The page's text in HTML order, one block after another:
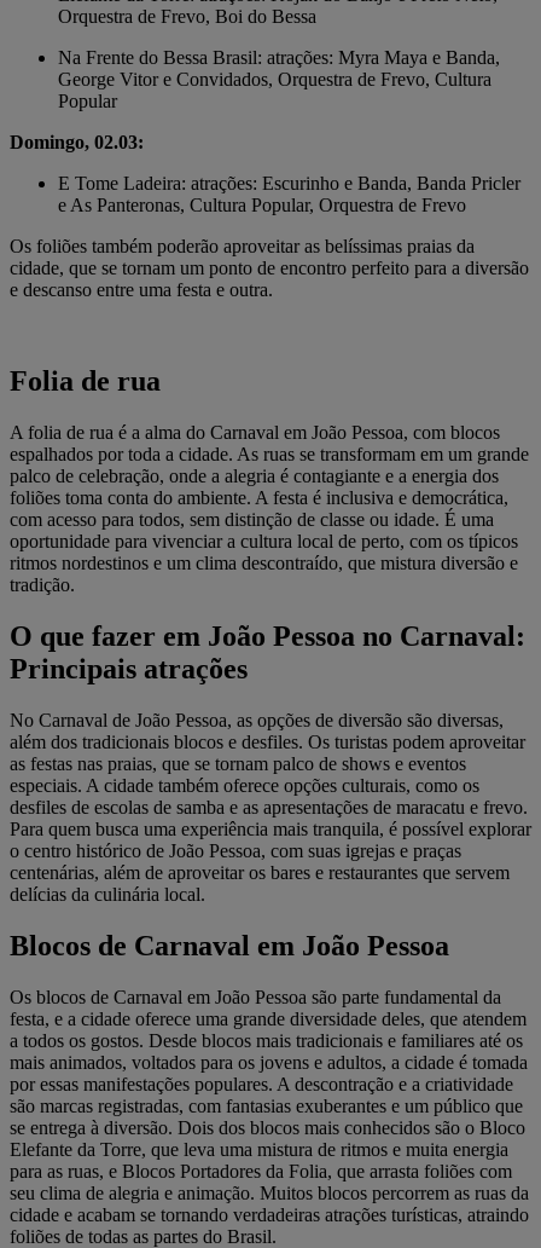
Orquestra de Frevo, Boi do Bessa
Na Frente do Bessa Brasil: atrações: Myra Maya e Banda,
George Vitor e Convidados, Orquestra de Frevo, Cultura
Popular
Domingo, 02.03:
E Tome Ladeira: atrações: Escurinho e Banda, Banda Pricler
e As Panteronas, Cultura Popular, Orquestra de Frevo
Os foliões também poderão aproveitar as belíssimas praias da
cidade, que se tornam um ponto de encontro perfeito para a diversão
e descanso entre uma festa e outra.
Folia de rua
A folia de rua é a alma do Carnaval em João Pessoa, com blocos
espalhados por toda a cidade. As ruas se transformam em um grande
palco de celebração, onde a alegria é contagiante e a energia dos
foliões toma conta do ambiente. A festa é inclusiva e democrática,
com acesso para todos, sem distinção de classe ou idade. É uma
oportunidade para vivenciar a cultura local de perto, com os típicos
ritmos nordestinos e um clima descontraído, que mistura diversão e
tradição.
O que fazer em João Pessoa no Carnaval:
Principais atrações
No Carnaval de João Pessoa, as opções de diversão são diversas,
além dos tradicionais blocos e desfiles. Os turistas podem aproveitar
as festas nas praias, que se tornam palco de shows e eventos
especiais. A cidade também oferece opções culturais, como os
desfiles de escolas de samba e as apresentações de maracatu e frevo.
Para quem busca uma experiência mais tranquila, é possível explorar
o centro histórico de João Pessoa, com suas igrejas e praças
centenárias, além de aproveitar os bares e restaurantes que servem
delícias da culinária local.
Blocos de Carnaval em João Pessoa
Os blocos de Carnaval em João Pessoa são parte fundamental da
festa, e a cidade oferece uma grande diversidade deles, que atendem
a todos os gostos. Desde blocos mais tradicionais e familiares até os
mais animados, voltados para os jovens e adultos, a cidade é tomada
por essas manifestações populares. A descontração e a criatividade
são marcas registradas, com fantasias exuberantes e um público que
se entrega à diversão. Dois dos blocos mais conhecidos são o Bloco
Elefante da Torre, que leva uma mistura de ritmos e muita energia
para as ruas, e Blocos Portadores da Folia, que arrasta foliões com
seu clima de alegria e animação. Muitos blocos percorrem as ruas da
cidade e acabam se tornando verdadeiras atrações turísticas, atraindo
foliões de todas as partes do Brasil.